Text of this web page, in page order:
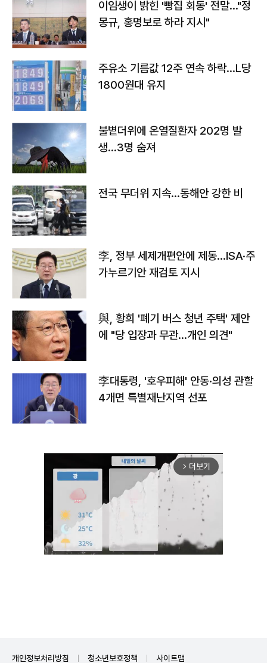
이임생이 밝힌 '빵집 회동' 전말…"정
몽규, 홍명보로 하라 지시"
주유소 기름값 12주 연속 하락…L당
1800원대 유지
불볕더위에 온열질환자 202명 발
생…3명 숨져
전국 무더위 지속…동해안 강한 비
李, 정부 세제개편안에 제동…ISA·주
가누르기안 재검토 지시
與, 황희 '폐기 버스 청년 주택' 제안
에 "당 입장과 무관…개인 의견"
李대통령, '호우피해' 안동·의성 관할
4개면 특별재난지역 선포
arrow_forward_ios 더보기
개인정보처리방침 청소년보호정책 사이트맵